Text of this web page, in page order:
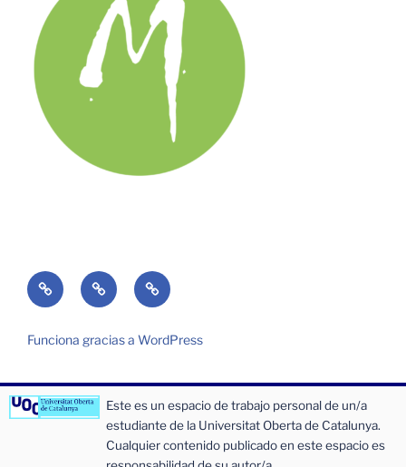
¿Quién
soy?
¿Qué
es
Entrada
de
Funciona gracias a WordPress
Este es un espacio de trabajo personal de un/a
estudiante de la Universitat Oberta de Catalunya.
Cualquier contenido publicado en este espacio es